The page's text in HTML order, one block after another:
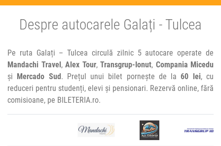
Despre autocarele Galați - Tulcea
Pe ruta Galați – Tulcea circulă zilnic 5 autocare operate de
Mandachi Travel , Alex Tour, Transgrup-Ionut, Compania Micedu
și
Mercado Sud. Prețul unui bilet pornește de la60 lei, cu
reduceri pentru studenți, elevi și pensionari. Rezervă online, fără
comisioane, pe BILETERIA.ro.